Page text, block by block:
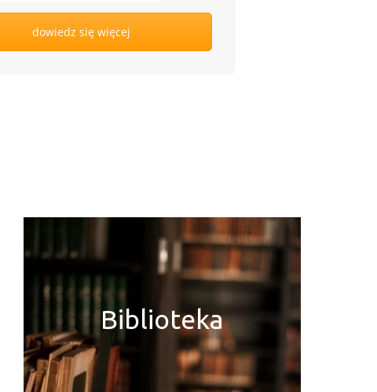
dowiedz się więcej
Biblioteka
Biblioteka
Dowiedz się więcej